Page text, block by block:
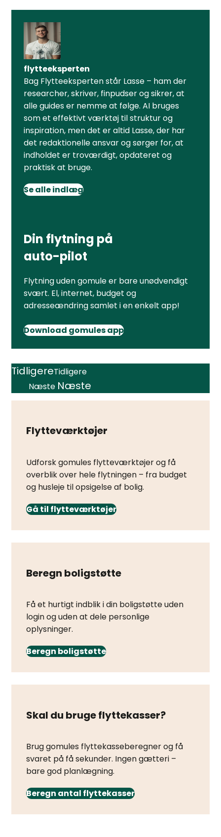
flytteeksperten
Bag Flytteeksperten står Lasse – ham der
researcher, skriver, finpudser og sikrer, at
alle guides er nemme at følge. AI bruges
som et effektivt værktøj til struktur og
inspiration, men det er altid Lasse, der har
det redaktionelle ansvar og sørger for, at
indholdet er troværdigt, opdateret og
praktisk at bruge.
Se alle indlæg
Din flytning på
auto-pilot
Flytning uden gomule er bare unødvendigt
svært. El, internet, budget og
adresseændring samlet i en enkelt app!
Download gomules app
TidligereTidligere
Næste Næste
Flytteværktøjer
Udforsk gomules flytteværktøjer og få
overblik over hele flytningen – fra budget
og husleje til opsigelse af bolig.
Gå til flytteværktøjer
Beregn boligstøtte
Få et hurtigt indblik i din boligstøtte uden
login og uden at dele personlige
oplysninger.
Beregn boligstøtte
Skal du bruge flyttekasser?
Brug gomules flyttekasseberegner og få
svaret på få sekunder. Ingen gætteri –
bare god planlægning.
Beregn antal flyttekasser